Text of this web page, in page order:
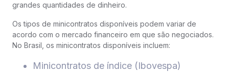
grandes quantidades de dinheiro.
Os tipos de minicontratos disponíveis podem variar de
acordo com o mercado financeiro em que são negociados.
No Brasil, os minicontratos disponíveis incluem:
Minicontratos de índice (Ibovespa)